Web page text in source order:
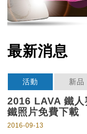
最新消息
活動 新品
2016 LAVA 鐵人
鐵照片免費下載
2016-09-13